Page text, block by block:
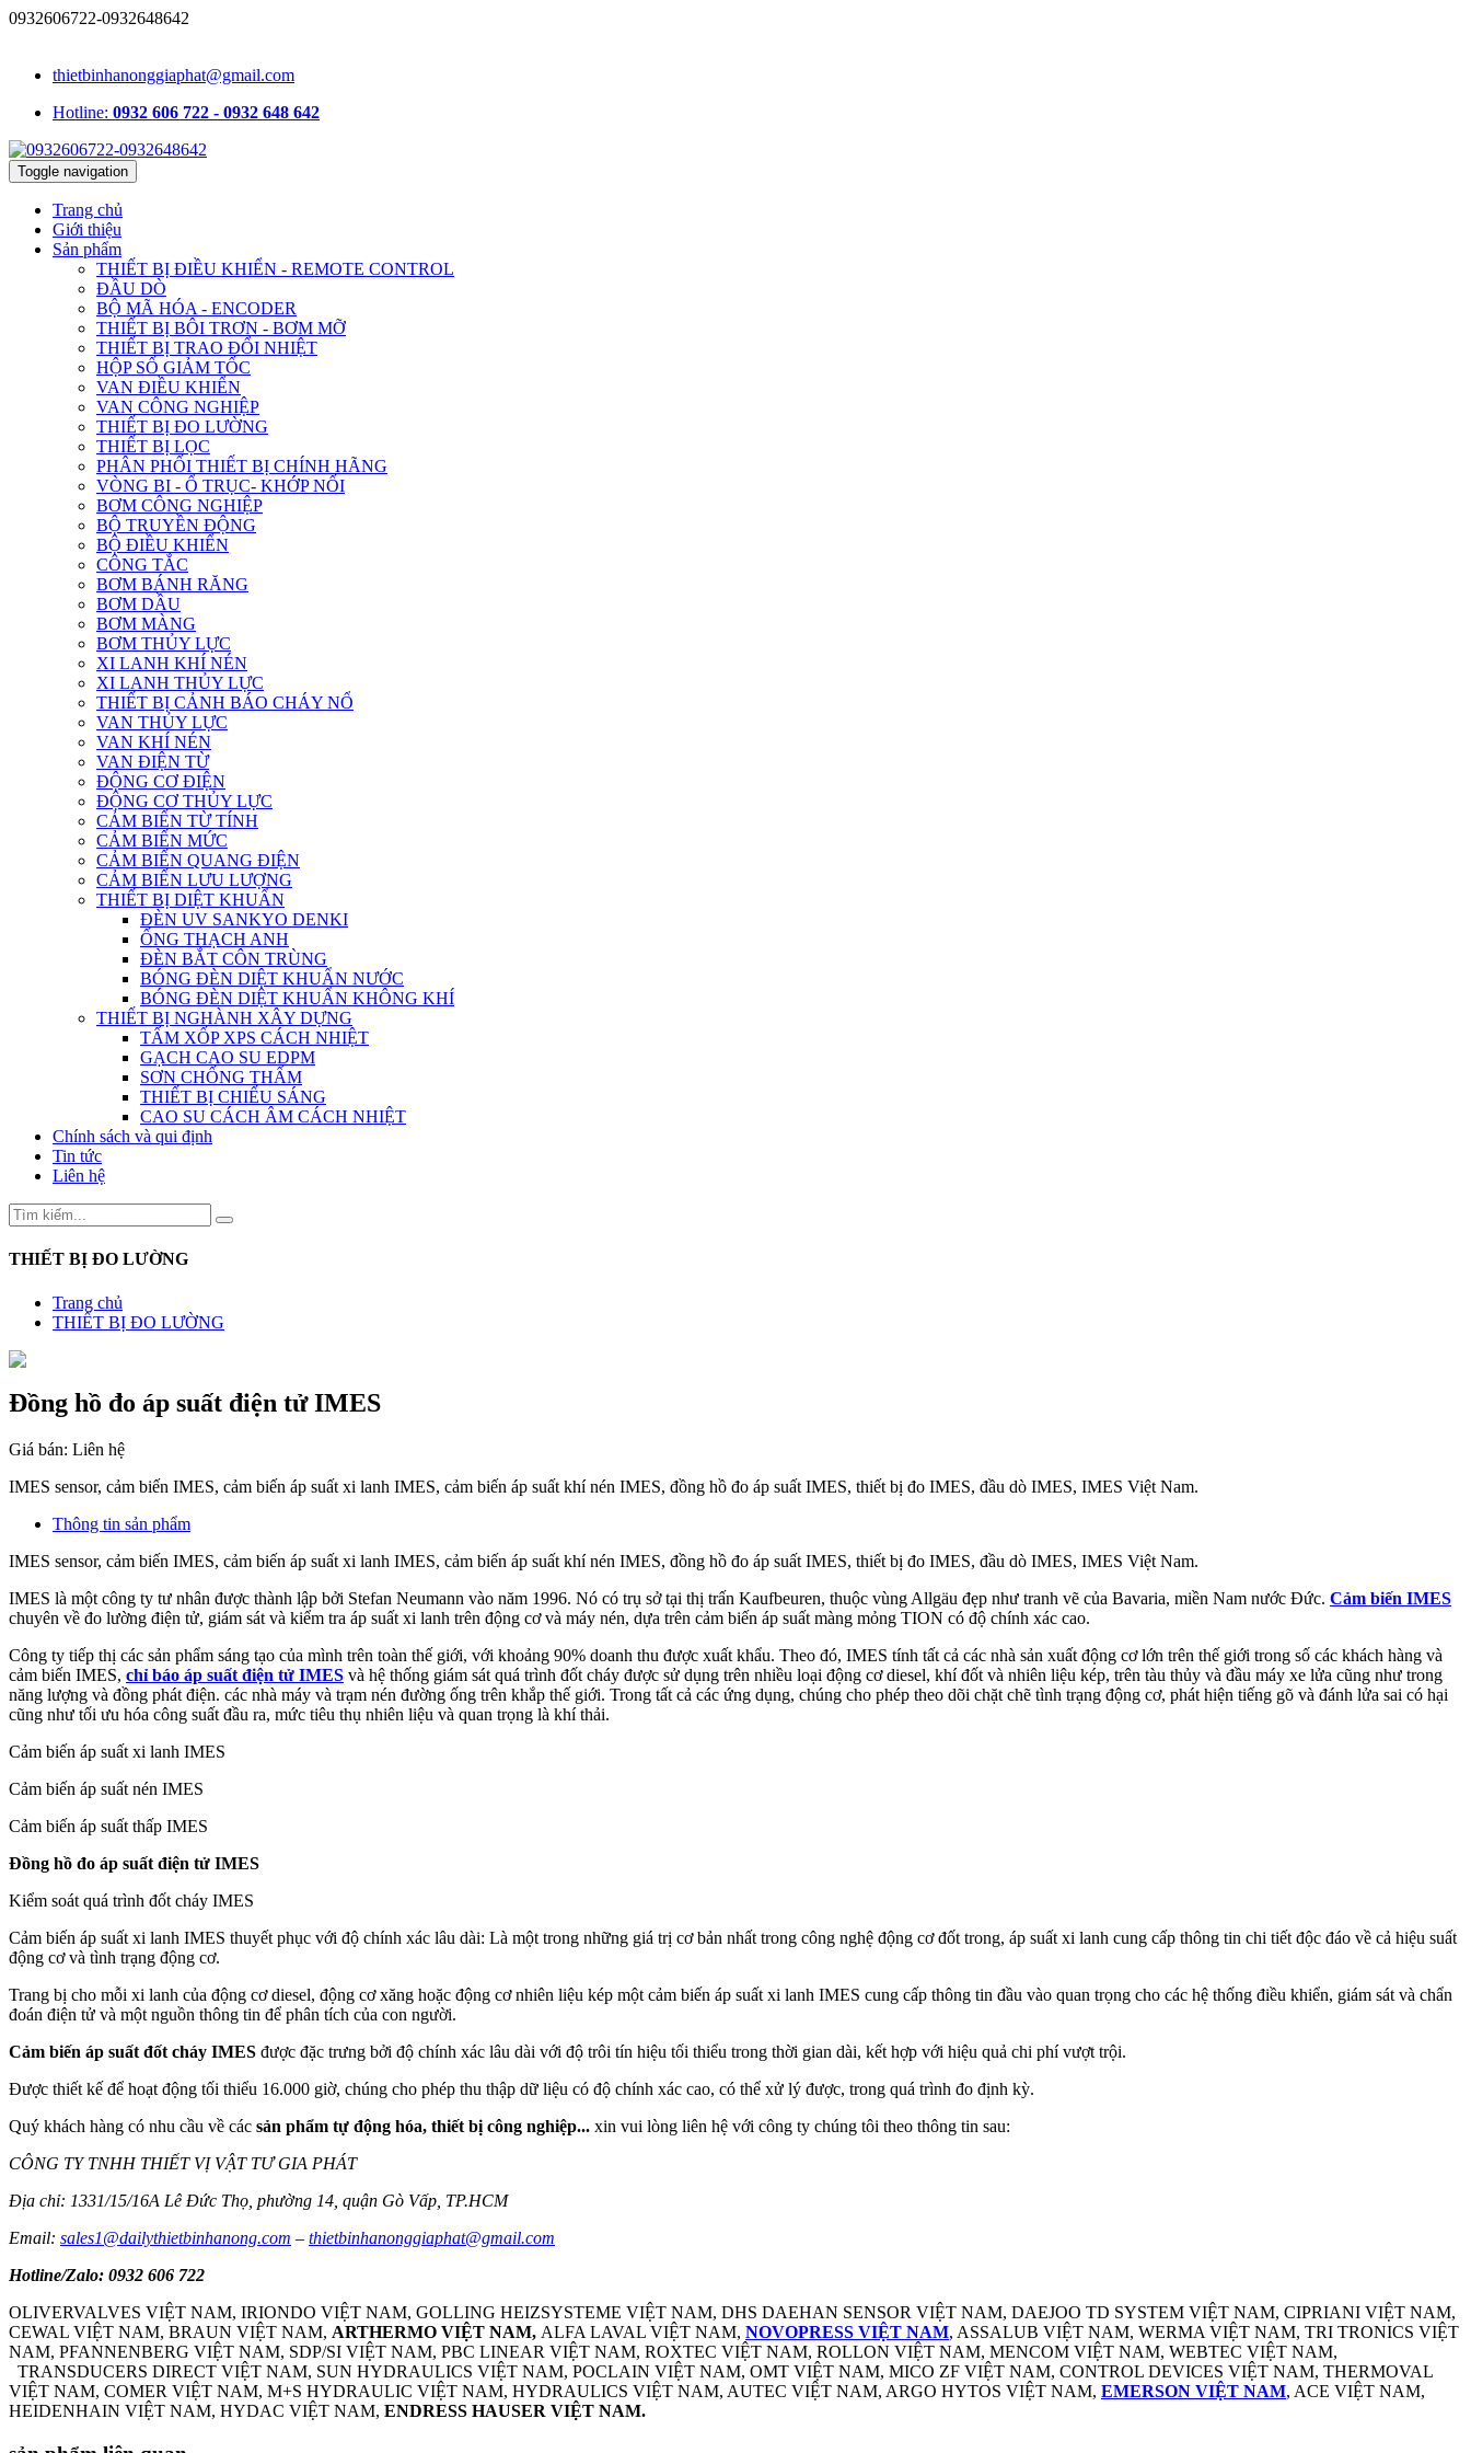
0932606722-0932648642
thietbinhanonggiaphat@gmail.com
Hotline: 0932 606 722 - 0932 648 642
Toggle navigation
Trang chủ
Giới thiệu
Sản phẩm
THIẾT BỊ ĐIỀU KHIỂN - REMOTE CONTROL
ĐẦU DÒ
BỘ MÃ HÓA - ENCODER
THIẾT BỊ BÔI TRƠN - BƠM MỠ
THIẾT BỊ TRAO ĐỔI NHIỆT
HỘP SỐ GIẢM TỐC
VAN ĐIỀU KHIỂN
VAN CÔNG NGHIỆP
THIẾT BỊ ĐO LƯỜNG
THIẾT BỊ LỌC
PHÂN PHỐI THIẾT BỊ CHÍNH HÃNG
VÒNG BI - Ổ TRỤC- KHỚP NỐI
BƠM CÔNG NGHIỆP
BỘ TRUYỀN ĐỘNG
BỘ ĐIỀU KHIỂN
CÔNG TẮC
BƠM BÁNH RĂNG
BƠM DẦU
BƠM MÀNG
BƠM THỦY LỰC
XI LANH KHÍ NÉN
XI LANH THỦY LỰC
THIẾT BỊ CẢNH BÁO CHÁY NỔ
VAN THỦY LỰC
VAN KHÍ NÉN
VAN ĐIỆN TỪ
ĐỘNG CƠ ĐIỆN
ĐỘNG CƠ THỦY LỰC
CẢM BIẾN TỪ TÍNH
CẢM BIẾN MỨC
CẢM BIẾN QUANG ĐIỆN
CẢM BIẾN LƯU LƯỢNG
THIẾT BỊ DIỆT KHUẨN
ĐÈN UV SANKYO DENKI
ỐNG THẠCH ANH
ĐÈN BẮT CÔN TRÙNG
BÓNG ĐÈN DIỆT KHUẨN NƯỚC
BÓNG ĐÈN DIỆT KHUẨN KHÔNG KHÍ
THIẾT BỊ NGHÀNH XÂY DỰNG
TẤM XỐP XPS CÁCH NHIỆT
GẠCH CAO SU EDPM
SƠN CHỐNG THẤM
THIẾT BỊ CHIẾU SÁNG
CAO SU CÁCH ÂM CÁCH NHIỆT
Chính sách và qui định
Tin tức
Liên hệ
THIẾT BỊ ĐO LƯỜNG
Trang chủ
THIẾT BỊ ĐO LƯỜNG
Đồng hồ đo áp suất điện tử IMES
Giá bán: Liên hệ
IMES sensor, cảm biến IMES, cảm biến áp suất xi lanh IMES, cảm biến áp suất khí nén IMES, đồng hồ đo áp suất IMES, thiết bị đo IMES, đầu dò IMES, IMES Việt Nam.
Thông tin sản phẩm
IMES sensor, cảm biến IMES, cảm biến áp suất xi lanh IMES, cảm biến áp suất khí nén IMES, đồng hồ đo áp suất IMES, thiết bị đo IMES, đầu dò IMES, IMES Việt Nam.
IMES là một công ty tư nhân được thành lập bởi Stefan Neumann vào năm 1996. Nó có trụ sở tại thị trấn Kaufbeuren, thuộc vùng Allgäu đẹp như tranh vẽ của Bavaria, miền Nam nước Đức. Cảm biến IMES
chuyên về đo lường điện tử, giám sát và kiểm tra áp suất xi lanh trên động cơ và máy nén, dựa trên cảm biến áp suất màng mỏng TION có độ chính xác cao.
Công ty tiếp thị các sản phẩm sáng tạo của mình trên toàn thế giới, với khoảng 90% doanh thu được xuất khẩu. Theo đó, IMES tính tất cả các nhà sản xuất động cơ lớn trên thế giới trong số các khách hàng và
cảm biến IMES, chỉ báo áp suất điện tử IMES và hệ thống giám sát quá trình đốt cháy được sử dụng trên nhiều loại động cơ diesel, khí đốt và nhiên liệu kép, trên tàu thủy và đầu máy xe lửa cũng như trong
năng lượng và đồng phát điện. các nhà máy và trạm nén đường ống trên khắp thế giới. Trong tất cả các ứng dụng, chúng cho phép theo dõi chặt chẽ tình trạng động cơ, phát hiện tiếng gõ và đánh lửa sai có hại
cũng như tối ưu hóa công suất đầu ra, mức tiêu thụ nhiên liệu và quan trọng là khí thải.
Cảm biến áp suất xi lanh IMES
Cảm biến áp suất nén IMES
Cảm biến áp suất thấp IMES
Đồng hồ đo áp suất điện tử IMES
Kiểm soát quá trình đốt cháy IMES
Cảm biến áp suất xi lanh IMES thuyết phục với độ chính xác lâu dài: Là một trong những giá trị cơ bản nhất trong công nghệ động cơ đốt trong, áp suất xi lanh cung cấp thông tin chi tiết độc đáo về cả hiệu suất
động cơ và tình trạng động cơ.
Trang bị cho mỗi xi lanh của động cơ diesel, động cơ xăng hoặc động cơ nhiên liệu kép một cảm biến áp suất xi lanh IMES cung cấp thông tin đầu vào quan trọng cho các hệ thống điều khiển, giám sát và chẩn
đoán điện tử và một nguồn thông tin để phân tích của con người.
Cảm biến áp suất đốt cháy IMES được đặc trưng bởi độ chính xác lâu dài với độ trôi tín hiệu tối thiểu trong thời gian dài, kết hợp với hiệu quả chi phí vượt trội.
Được thiết kế để hoạt động tối thiểu 16.000 giờ, chúng cho phép thu thập dữ liệu có độ chính xác cao, có thể xử lý được, trong quá trình đo định kỳ.
Quý khách hàng có nhu cầu về các sản phẩm tự động hóa, thiết bị công nghiệp... xin vui lòng liên hệ với công ty chúng tôi theo thông tin sau:
CÔNG TY TNHH THIẾT VỊ VẬT TƯ GIA PHÁT
Địa chỉ: 1331/15/16A Lê Đức Thọ, phường 14, quận Gò Vấp, TP.HCM
Email: sales1@dailythietbinhanong.com – thietbinhanonggiaphat@gmail.com
Hotline/Zalo: 0932 606 722
OLIVERVALVES VIỆT NAM, IRIONDO VIỆT NAM, GOLLING HEIZSYSTEME VIỆT NAM, DHS DAEHAN SENSOR VIỆT NAM, DAEJOO TD SYSTEM VIỆT NAM, CIPRIANI VIỆT NAM,
CEWAL VIỆT NAM, BRAUN VIỆT NAM, ARTHERMO VIỆT NAM, ALFA LAVAL VIỆT NAM, NOVOPRESS VIỆT NAM, ASSALUB VIỆT NAM, WERMA VIỆT NAM, TRI TRONICS VIỆT
NAM, PFANNENBERG VIỆT NAM, SDP/SI VIỆT NAM, PBC LINEAR VIỆT NAM, ROXTEC VIỆT NAM, ROLLON VIỆT NAM, MENCOM VIỆT NAM, WEBTEC VIỆT NAM,
TRANSDUCERS DIRECT VIỆT NAM, SUN HYDRAULICS VIỆT NAM, POCLAIN VIỆT NAM, OMT VIỆT NAM, MICO ZF VIỆT NAM, CONTROL DEVICES VIỆT NAM, THERMOVAL
VIỆT NAM, COMER VIỆT NAM, M+S HYDRAULIC VIỆT NAM, HYDRAULICS VIỆT NAM, AUTEC VIỆT NAM, ARGO HYTOS VIỆT NAM, EMERSON VIỆT NAM, ACE VIỆT NAM,
HEIDENHAIN VIỆT NAM, HYDAC VIỆT NAM, ENDRESS HAUSER VIỆT NAM.